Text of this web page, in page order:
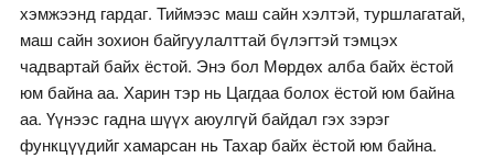
хэмжээнд гардаг. Тиймээс маш сайн хэлтэй, туршлагатай,
маш сайн зохион байгуулалттай бүлэгтэй тэмцэх
чадвартай байх ёстой. Энэ бол Мөрдөх алба байх ёстой
юм байна аа. Харин тэр нь Цагдаа болох ёстой юм байна
аа. Үүнээс гадна шүүх аюулгүй байдал гэх зэрэг
функцүүдийг хамарсан нь Тахар байх ёстой юм байна.